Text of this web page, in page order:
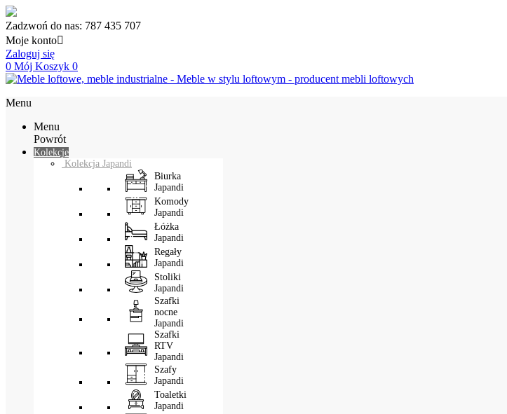
Zadzwoń do nas: 787 435 707
Moje konto
Zaloguj się
0 Mój Koszyk 0
Menu
Menu
Powrót
Kolekcje
Kolekcja Japandi
Biurka
Japandi
Komody
Japandi
Łóżka
Japandi
Regały
Japandi
Stoliki
Japandi
Szafki
nocne
Japandi
Szafki
RTV
Japandi
Szafy
Japandi
Toaletki
Japandi